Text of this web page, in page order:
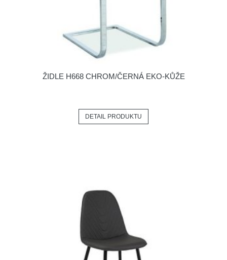
ŽIDLE H668 CHROM/ČERNÁ EKO-KŮŽE
DETAIL PRODUKTU